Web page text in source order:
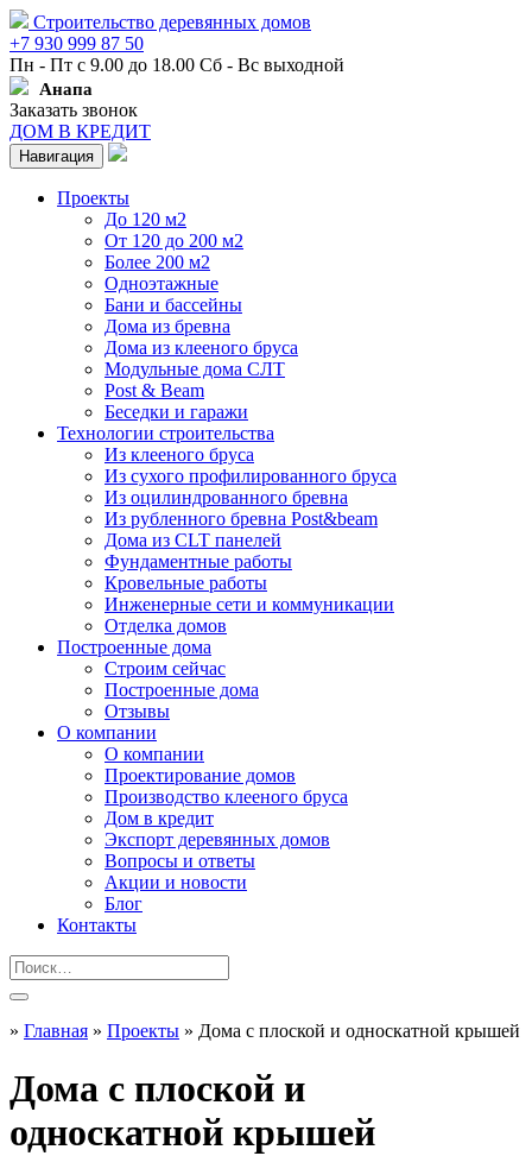
Строительство деревянных домов
+7 930 999 87 50
Пн - Пт с 9.00 до 18.00 Сб - Вс выходной
Анапа
Заказать звонок
ДОМ В КРЕДИТ
Навигация
Проекты
До 120 м2
От 120 до 200 м2
Более 200 м2
Одноэтажные
Бани и бассейны
Дома из бревна
Дома из клееного бруса
Модульные дома СЛТ
Post & Beam
Беседки и гаражи
Технологии строительства
Из клееного бруса
Из сухого профилированного бруса
Из оцилиндрованного бревна
Из рубленного бревна Post&beam
Дома из CLT панелей
Фундаментные работы
Кровельные работы
Инженерные сети и коммуникации
Отделка домов
Построенные дома
Строим сейчас
Построенные дома
Отзывы
О компании
О компании
Проектирование домов
Производство клееного бруса
Дом в кредит
Экспорт деревянных домов
Вопросы и ответы
Акции и новости
Блог
Контакты
» Главная » Проекты » Дома с плоской и односкатной крышей
Дома с плоской и
односкатной крышей